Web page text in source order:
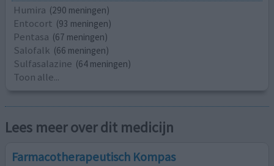
Humira (290 meningen)
Entocort (93 meningen)
Pentasa (67 meningen)
Salofalk (66 meningen)
Sulfasalazine (64 meningen)
Toon alle...
Lees meer over dit medicijn
Farmacotherapeutisch Kompas